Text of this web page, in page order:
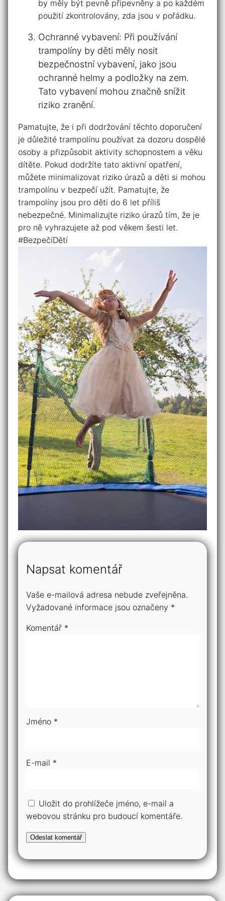
⁤by měly být pevně připevněny ‍a ‍po každém
použití​ zkontrolovány, zda jsou v pořádku.
Ochranné vybavení: Při používání
trampolíny by děti měly nosit
bezpečnostní⁢ vybavení, jako jsou
ochranné helmy a podložky na zem.
Tato vybavení mohou značně snížit
riziko ‌zranění.
Pamatujte, že i při dodržování ⁣těchto doporučení
je důležité⁣ trampolínu používat za dozoru ⁢dospělé
osoby a přizpůsobit aktivity schopnostem a věku
⁤dítěte. Pokud dodržíte tato⁢ aktivní opatření,
můžete minimalizovat ​riziko úrazů a děti si​ mohou
trampolínu v bezpečí užít. Pamatujte, že
trampolíny ‌jsou pro děti​ do‌ 6 let⁣ příliš
nebezpečné.⁣ Minimalizujte riziko úrazů tím, že je
pro ⁢ně vyhrazujete až pod‍ věkem šesti let.
#BezpečíDětí
Napsat komentář
Vaše e-mailová adresa nebude zveřejněna.
Vyžadované informace jsou označeny *
Komentář *
Jméno *
E-mail *
Uložit do prohlížeče jméno, e-mail a
webovou stránku pro budoucí komentáře.